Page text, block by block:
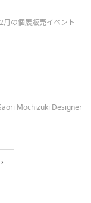
の個展販売イベント
Mochizuki Designer